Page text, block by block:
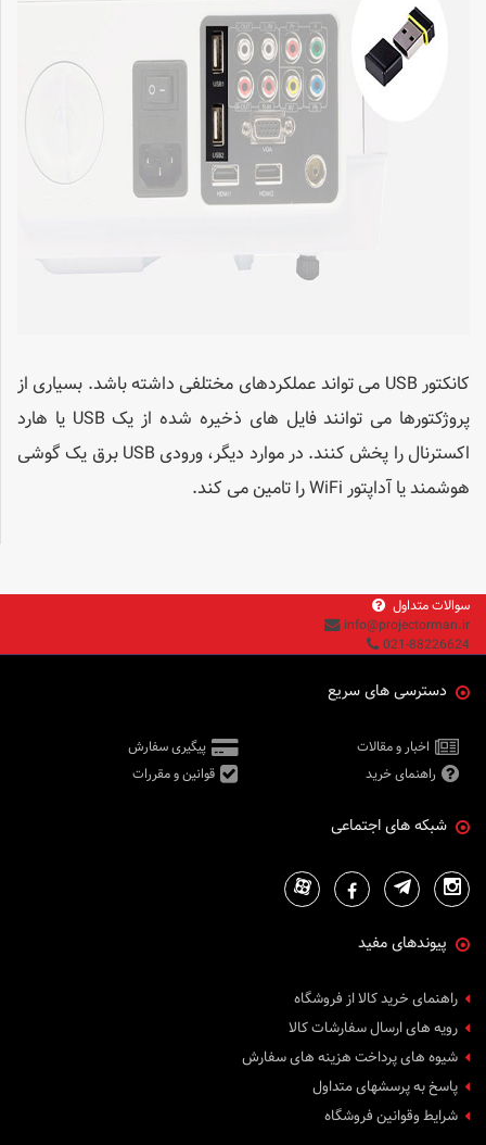
کانکتور USB می تواند عملکردهای مختلفی داشته باشد. بسیاری از
پروژکتورها می توانند فایل های ذخیره شده از یک USB یا هارد
اکسترنال را پخش کنند. در موارد دیگر، ورودی USB برق یک گوشی
هوشمند یا آداپتور WiFi را تامین می کند.
سوالات متداول
info@projectorman.ir
021-88226624
دسترسی های سریع
اخبار و مقالات
پیگیری سفارش
راهنمای خرید
قوانین و مقررات
شبکه های اجتماعی
پیوندهای مفید
راهنمای خرید کالا از فروشگاه
رویه های ارسال سفارشات کالا
شیوه های پرداخت هزینه های سفارش
پاسخ به پرسشهای متداول
شرایط وقوانین فروشگاه